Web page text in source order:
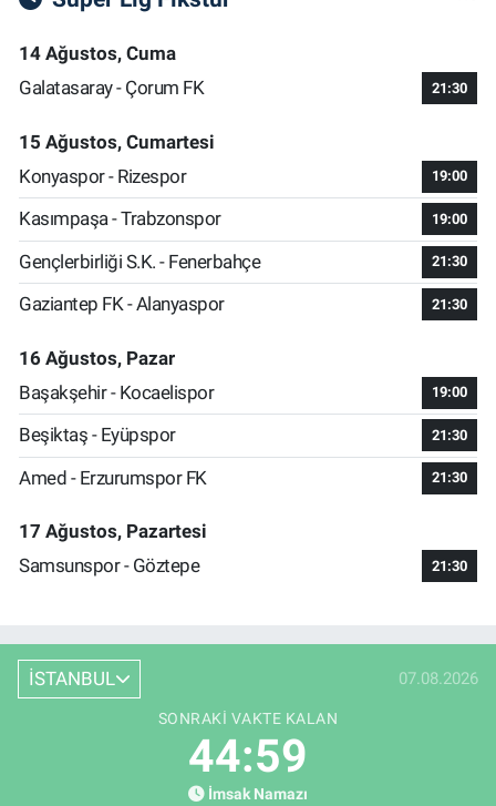
14 Ağustos, Cuma
Galatasaray - Çorum FK
21:30
15 Ağustos, Cumartesi
Konyaspor - Rizespor
19:00
Kasımpaşa - Trabzonspor 19:00
Gençlerbirliği S.K. - Fenerbahçe 21:30
Gaziantep FK - Alanyaspor 21:30
16 Ağustos, Pazar
Başakşehir - Kocaelispor
19:00
Beşiktaş - Eyüpspor 21:30
Amed - Erzurumspor FK 21:30
17 Ağustos, Pazartesi
Samsunspor - Göztepe
21:30
İSTANBUL 07.08.2026
SONRAKI VAKTE KALAN
44:59
İmsak Namazı